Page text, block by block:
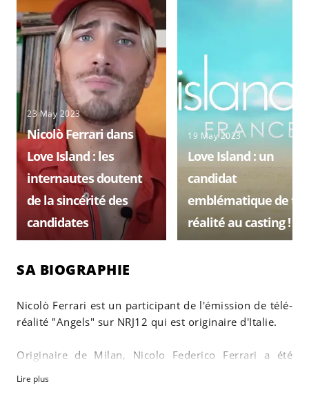
23 May 2023
Nicolò Ferrari dans
Love Island : les
internautes doutent
de la sincérité des
candidates
19 May 2023
Love Island : un
candidat
emblématique de
réalité au casting !
SA BIOGRAPHIE
Nicolò Ferrari est un participant de l'émission de télé-
réalité "Angels" sur NRJ12 qui est originaire d'Italie.
Originaire de Milan, Nicolo Federico Ferrari a été
dans le domaine du droit, mais a changé d'orientation
Lire plus